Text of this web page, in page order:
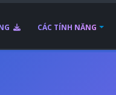
CÁC TÍNH NĂNG